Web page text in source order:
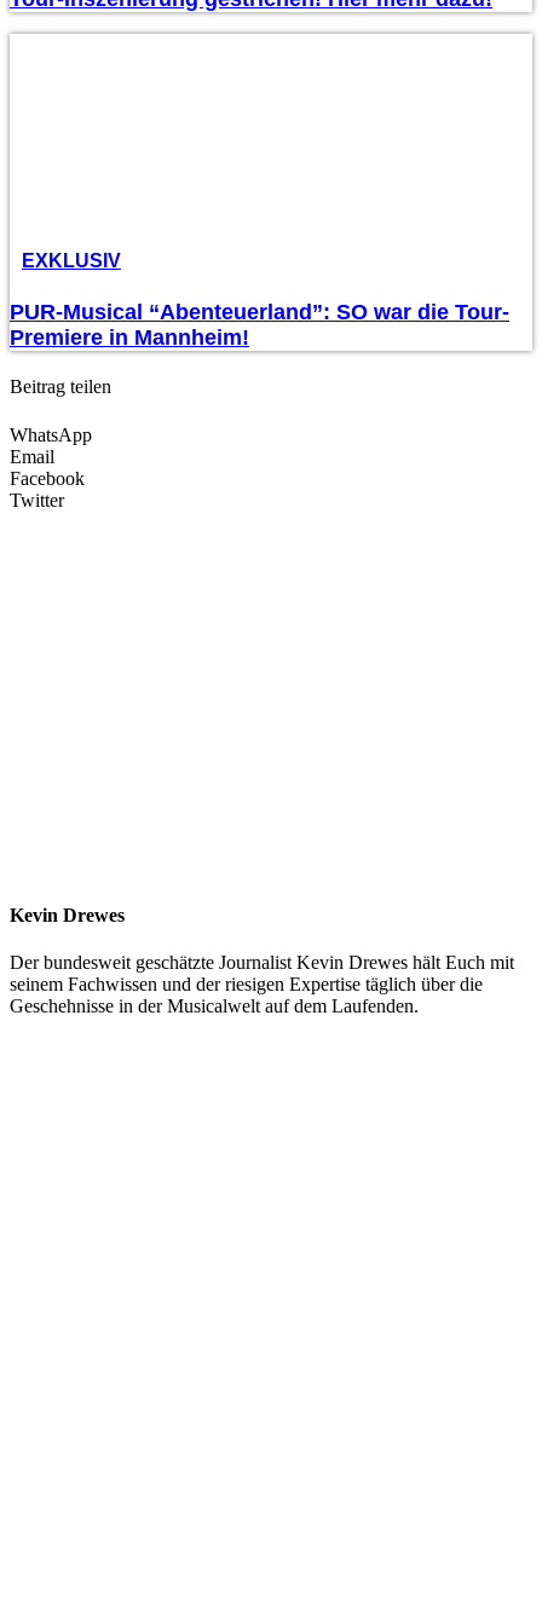
EXKLUSIV
PUR-Musical “Abenteuerland”: SO war die Tour-
Premiere in Mannheim!
Beitrag teilen
WhatsApp
Email
Facebook
Twitter
Kevin Drewes
Der bundesweit geschätzte Journalist Kevin Drewes hält Euch mit
seinem Fachwissen und der riesigen Expertise täglich über die
Geschehnisse in der Musicalwelt auf dem Laufenden.